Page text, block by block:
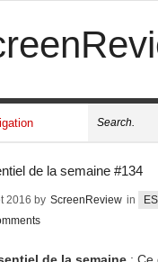
de la semaine #134
2016 by ScreenReview in